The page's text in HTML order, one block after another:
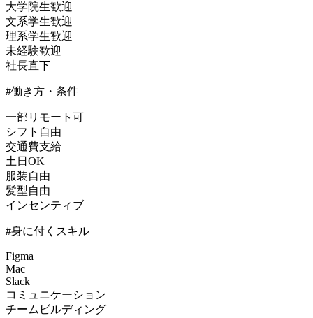
大学院生歓迎
文系学生歓迎
理系学生歓迎
未経験歓迎
社長直下
#働き方・条件
一部リモート可
シフト自由
交通費支給
土日OK
服装自由
髪型自由
インセンティブ
#身に付くスキル
Figma
Mac
Slack
コミュニケーション
チームビルディング